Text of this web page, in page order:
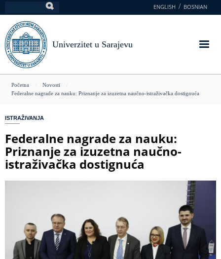
na
glavni
sadržaj
ENGLISH BOSNIAN
Univerzitet u Sarajevu
You
here
Početna
Novosti
Federalne nagrade za nauku: Priznanje za izuzetna naučno-istraživačka dostignuća
ISTRAŽIVANJA
Federalne nagrade za nauku:
Priznanje za izuzetna naučno-
istraživačka dostignuća